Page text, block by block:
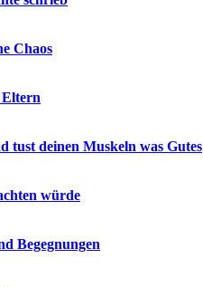
Chaos
tust deinen Muskeln was Gutes
würde
Begegnungen